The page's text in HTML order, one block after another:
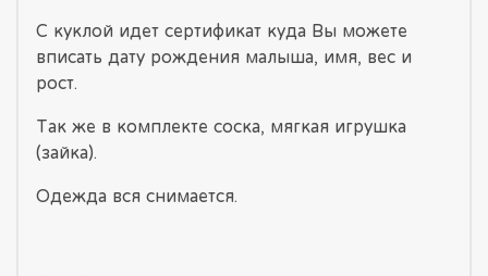
С куклой идет сертификат куда Вы можете
вписать дату рождения малыша, имя, вес и
рост.
Так же в комплекте соска, мягкая игрушка
(зайка).
Одежда вся снимается.